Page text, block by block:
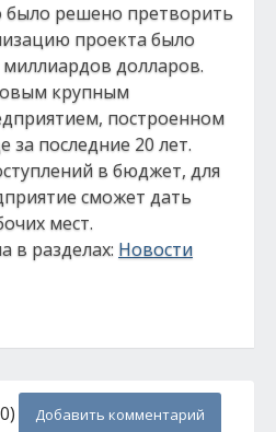
было решено претворить
проекта было
долларов.
крупным
построенном
за последние 20 лет.
в бюджет, для
сможет дать
мест.
в разделах: Новости
Добавить комментарий